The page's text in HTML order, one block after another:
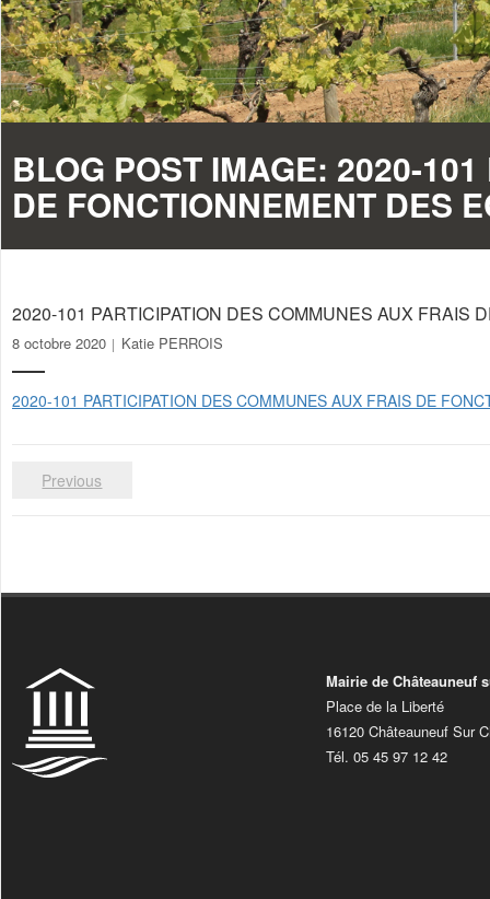
BLOG POST IMAGE: 2020-101
DE FONCTIONNEMENT DES
2020-101 PARTICIPATION DES COMMUNES AUX FRAIS
8 octobre 2020 Katie PERROIS
2020-101 PARTICIPATION DES COMMUNES AUX FRAIS DE
Previous
Mairie de Châteauneuf
Place de la Liberté
16120 Châteauneuf Sur
Tél. 05 45 97 12 42